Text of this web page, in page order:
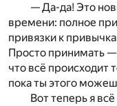
— Да-да! Это
времени: полное
привязки к
Просто принимать —
что всё происходит
пока ты этого
Вот теперь я